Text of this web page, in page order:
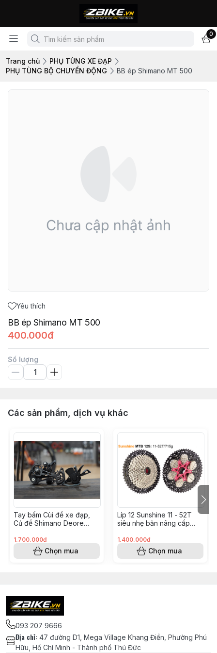
0
Trang chủ
PHỤ TÙNG XE ĐẠP
PHỤ TÙNG BỘ CHUYỂN ĐỘNG
BB ép Shimano MT 500
Yêu thích
BB ép Shimano MT 500
400.000đ
Số lượng
Các sản phẩm, dịch vụ khác
Tay bấm Cùi đề xe đạp,
Củ đề Shimano Deore
SGS - Chính hãng Shimano
1.700.000đ
Chọn mua
Líp 12 Sunshine 11 - 52T
siêu nhẹ bản nâng cấp
hàng Taiwan
1.400.000đ
Chọn mua
093 207 9666
Địa chỉ: 47 đường D1, Mega Village Khang Điền, Phường Phú
Hữu, Hồ Chí Minh - Thành phố Thủ Đức